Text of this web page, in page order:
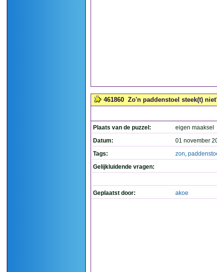
461860 Zo'n paddenstoel steek(t)
Plaats van de puzzel:
eigen maaksel
Datum:
01 november
Tags:
zon,
Gelijkluidende vragen:
Geplaatst door: akoe